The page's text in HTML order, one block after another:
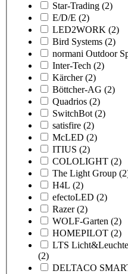
Star-Trading (2)
E/D/E (2)
LED2WORK (2)
Bird Systems (2)
normani Outdoor
Inter-Tech (2)
Kärcher (2)
Böttcher-AG (2)
Quadrios (2)
SwitchBot (2)
satisfire (2)
McLED (2)
ITIUS (2)
COLOLIGHT (2)
The Light Group
H4L (2)
efectoLED (2)
Razer (2)
WOLF-Garten (2)
HOMEPILOT (2)
LTS
(2)
DELTACO